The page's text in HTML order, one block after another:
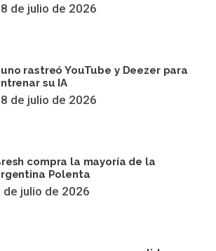
de julio de 2026
rastreó YouTube y Deezer para
su IA
de julio de 2026
compra la mayoría de la
Polenta
de julio de 2026